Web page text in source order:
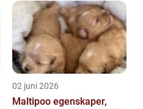
02 juni 2026
Maltipoo egenskaper,